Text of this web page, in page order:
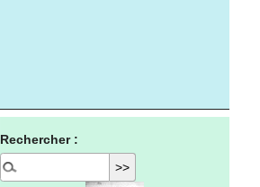
Rechercher :